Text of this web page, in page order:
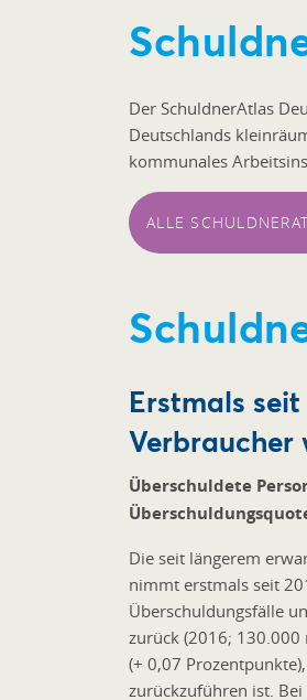
Der SchuldnerAtlas
Deutschlands
kommunales
ALLE
Erstmals
Verbraucher
Überschuldete
Die seit längerem
nimmt erstmals seit
Überschuldungsfälle
zurück (2016; 130.000
(+ 0,07
zurückzuführen ist.